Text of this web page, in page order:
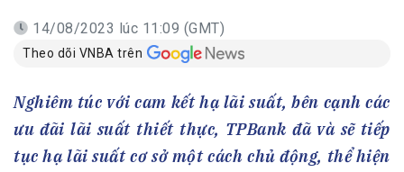
14/08/2023 lúc 11:09 (GMT)
Theo dõi VNBA trên
Nghiêm túc với cam kết hạ lãi suất, bên cạnh các
ưu đãi lãi suất thiết thực, TPBank đã và sẽ tiếp
tục hạ lãi suất cơ sở một cách chủ động, thể hiện